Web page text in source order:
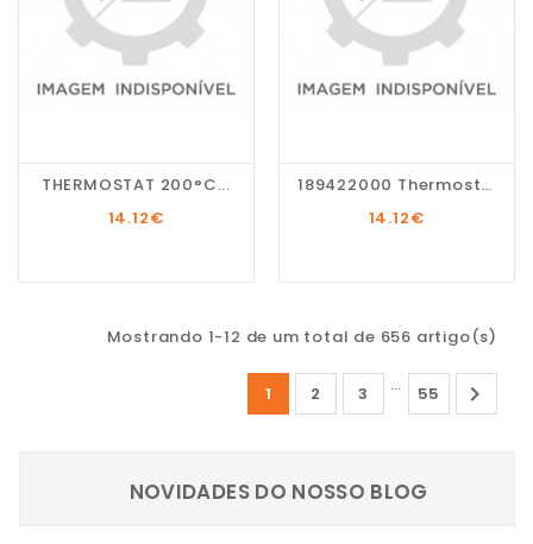
THERMOSTAT 200°C...
14.12€
189422000 Thermostat...
14.12€
Mostrando 1-12 de um total de 656 artigo(s)
1 2 3 … 55 
NOVIDADES DO NOSSO BLOG
NOVIDADES DO NOSSO BLOG